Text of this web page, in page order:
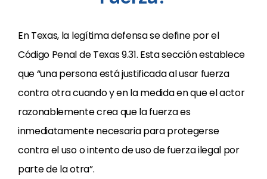
En Texas, la legítima defensa se define por el
Código Penal de Texas 9.31. Esta sección establece
que “una persona está justificada al usar fuerza
contra otra cuando y en la medida en que el actor
razonablemente crea que la fuerza es
inmediatamente necesaria para protegerse
contra el uso o intento de uso de fuerza ilegal por
parte de la otra”.